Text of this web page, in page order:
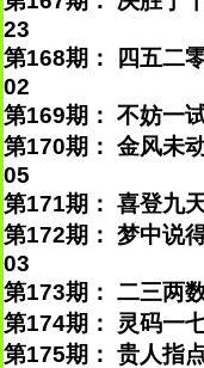
23
第168期： 四五二
02
第169期： 不妨一
第170期： 金风未
05
第171期： 喜登九
第172期： 梦中说
03
第173期： 二三两
第174期： 灵码一
第175期： 贵人指